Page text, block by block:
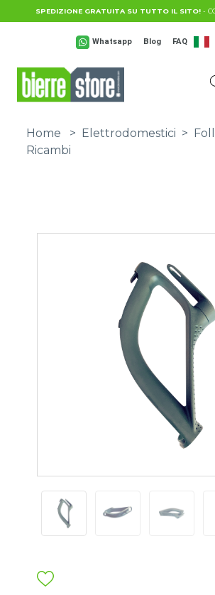
Salta al contenuto principale
SPEDIZIONE GRATUITA SU TUTTO IL SITO! -
Whatsapp Blog FAQ
Home > Elettrodomestici >
Ricambi